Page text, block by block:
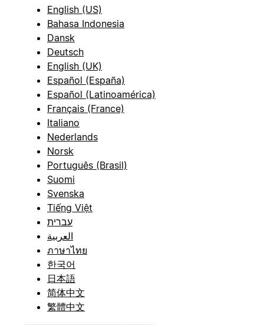
English (US)
Bahasa Indonesia
Dansk
Deutsch
English (UK)
Español (España)
Español (Latinoamérica)
Français (France)
Italiano
Nederlands
Norsk
Português (Brasil)
Suomi
Svenska
Tiếng Việt
עברית
العربية
ภาษาไทย
한국어
日本語
简体中文
繁體中文